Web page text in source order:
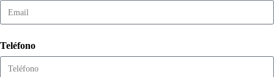
Teléfono